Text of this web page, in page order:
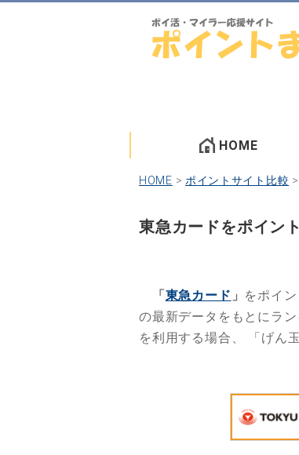
HOME
HOME > ポイントサイト比較 >
東急カードをポイン
「東急カード 」 をポイ
の最新データをもとにラ
を利用する場合、
「げん玉